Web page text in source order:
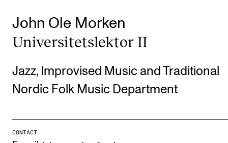
Undergraduate Programmes
Graduate Programmes
Doctoral Studies
Continuing Studies
STUDY
John Ole Morken
Uni­versitetslekt­or II
Jazz, Improvised Music and Traditional
Nordic Folk Music Department
CONTACT